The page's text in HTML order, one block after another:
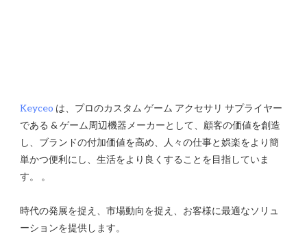
Keyceo は、プロのカスタム ゲーム アクセサリ サプライヤー
である & ゲーム周辺機器メーカーとして、顧客の価値を創造
し、ブランドの付加価値を高め、人々の仕事と娯楽をより簡
単かつ便利にし、生活をより良くすることを目指していま
時代の発展を捉え、市場動向を捉え、お客様に最適なソリュ